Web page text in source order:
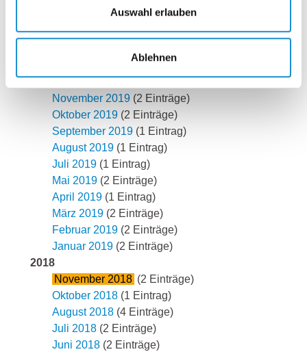
Auswahl erlauben
Ablehnen
(2 Einträge)
Juni 2020(3 Einträge)
Dezember 2019(1 Eintrag)
November 2019 (2 Einträge)
Oktober 2019 (2 Einträge)
September 2019 (1 Eintrag)
August 2019 (1 Eintrag)
Juli 2019 (1 Eintrag)
Mai 2019 (2 Einträge)
April 2019 (1 Eintrag)
März 2019 (2 Einträge)
Februar 2019 (2 Einträge)
Januar 2019 (2 Einträge)
2018
November 2018 (2 Einträge)
Oktober 2018 (1 Eintrag)
August 2018 (4 Einträge)
Juli 2018 (2 Einträge)
Juni 2018 (2 Einträge)